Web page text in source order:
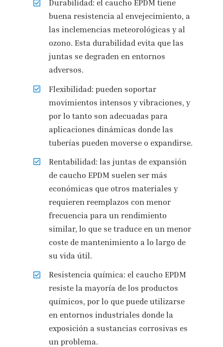
Durabilidad: el caucho EPDM tiene
buena resistencia al envejecimiento, a
las inclemencias meteorológicas y al
ozono. Esta durabilidad evita que las
juntas se degraden en entornos
adversos.
Flexibilidad: pueden soportar
movimientos intensos y vibraciones, y
por lo tanto son adecuadas para
aplicaciones dinámicas donde las
tuberías pueden moverse o expandirse.
Rentabilidad: las juntas de expansión
de caucho EPDM suelen ser más
económicas que otros materiales y
requieren reemplazos con menor
frecuencia para un rendimiento
similar, lo que se traduce en un menor
coste de mantenimiento a lo largo de
su vida útil.
Resistencia química: el caucho EPDM
resiste la mayoría de los productos
químicos, por lo que puede utilizarse
en entornos industriales donde la
exposición a sustancias corrosivas es
un problema.